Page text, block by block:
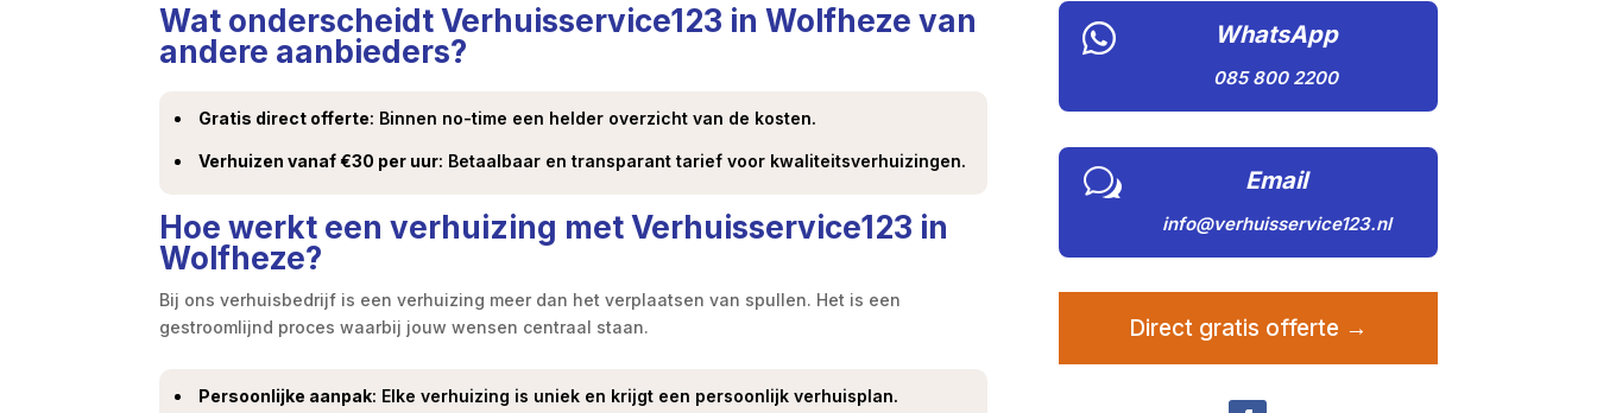
Wat onderscheidt Verhuisservice123 in Wolfheze van
andere aanbieders?
Gratis direct offerte: Binnen no-time een helder overzicht van de kosten.
Verhuizen vanaf €30 per uur: Betaalbaar en transparant tarief voor kwaliteitsverhuizingen.
Hoe werkt een verhuizing met Verhuisservice123 in
Wolfheze?
Bij ons verhuisbedrijf is een verhuizing meer dan het verplaatsen van spullen. Het is een
gestroomlijnd proces waarbij jouw wensen centraal staan.
Persoonlijke aanpak: Elke verhuizing is uniek en krijgt een persoonlijk verhuisplan.
 WhatsApp
085 800 2200
w Email
info@verhuisservice123.nl
Direct gratis offerte →